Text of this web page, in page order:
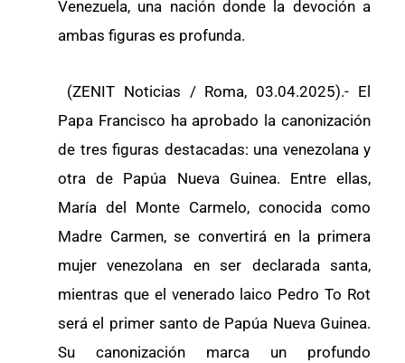
Venezuela, una nación donde la devoción a
ambas figuras es profunda.
(ZENIT Noticias / Roma, 03.04.2025).- El
Papa Francisco ha aprobado la canonización
de tres figuras destacadas: una venezolana y
otra de Papúa Nueva Guinea. Entre ellas,
María del Monte Carmelo, conocida como
Madre Carmen, se convertirá en la primera
mujer venezolana en ser declarada santa,
mientras que el venerado laico Pedro To Rot
será el primer santo de Papúa Nueva Guinea.
Su canonización marca un profundo